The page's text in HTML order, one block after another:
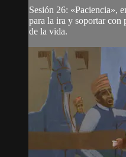
Sesión 26: «Paciencia»,
para la ira y soportar con
de la vida.